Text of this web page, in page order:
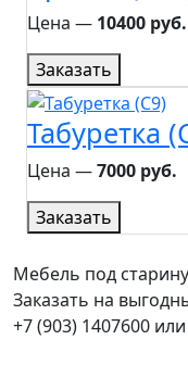
Цена ― 10400 руб.
Заказать
Табуретка
Цена ―7000 руб.
Заказать
Мебель под
Заказать на
+7 (903) 1407600